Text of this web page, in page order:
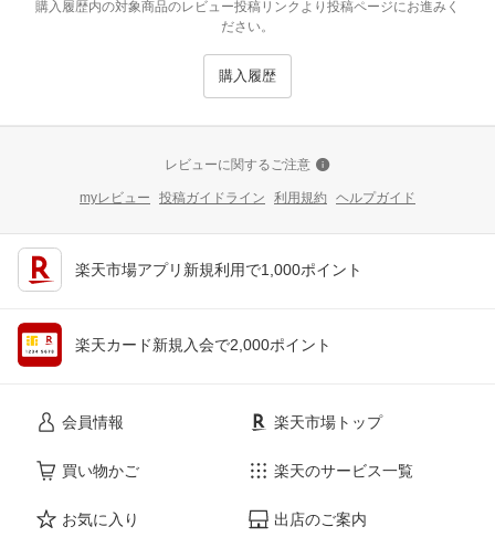
購入履歴内の対象商品のレビュー投稿リンクより投稿ページにお進みく
ださい。
購入履歴
レビューに関するご注意
myレビュー 投稿ガイドライン 利用規約 ヘルプガイド
楽天市場アプリ新規利用で1,000ポイント
楽天カード新規入会で2,000ポイント
会員情報
買い物かご
お気に入り
楽天市場トップ
楽天のサービス一覧
出店のご案内